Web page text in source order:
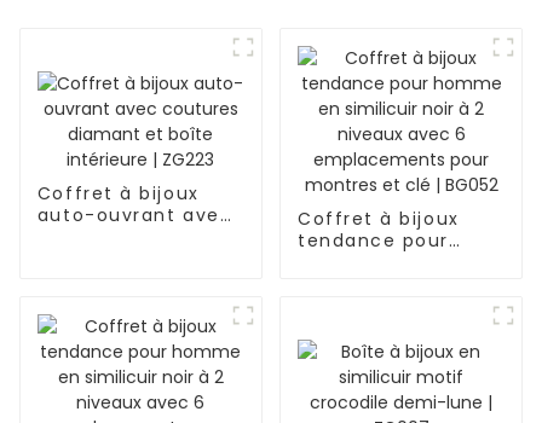
Coffret à bijoux
auto-ouvrant avec
Coffret à bijoux
tendance pour
pour montres et clé
| BG052